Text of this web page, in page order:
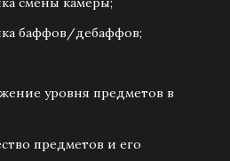
баффов/дебаффов;
уровня предметов в
предметов и его